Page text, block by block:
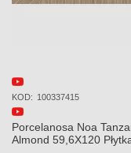
KOD:
Porcelanosa